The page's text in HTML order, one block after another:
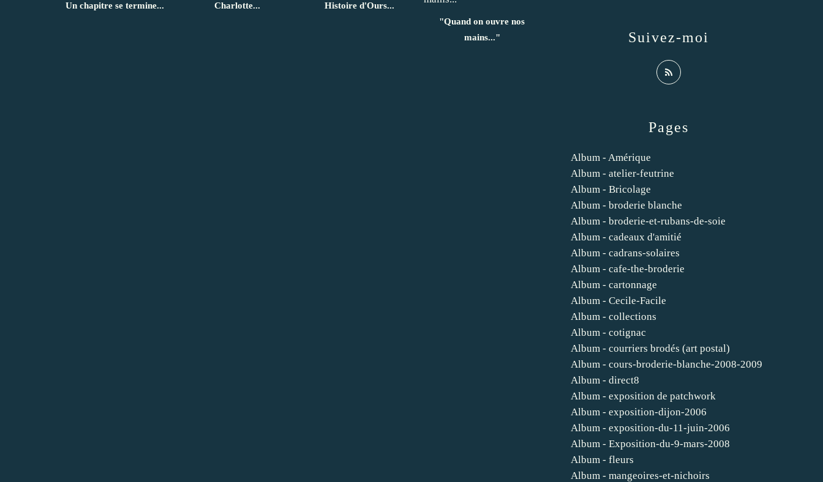
Un chapitre se termine... Charlotte...
Histoire d'Ours...
"Quand on ouvre nos
mains..."
Pages
Album - Amérique
Album - atelier-feutrine
Album - Bricolage
Album - broderie blanche
Album - broderie-et-rubans-de-soie
Album - cadeaux d'amitié
Album - cadrans-solaires
Album - cafe-the-broderie
Album - cartonnage
Album - Cecile-Facile
Album - collections
Album - cotignac
Album - courriers brodés (art postal)
Album - cours-broderie-blanche-2008-2009
Album - direct8
Album - exposition de patchwork
Album - exposition-dijon-2006
Album - exposition-du-11-juin-2006
Album - Exposition-du-9-mars-2008
Album - fleurs
Album - mangeoires-et-nichoirs
Suivez-moi